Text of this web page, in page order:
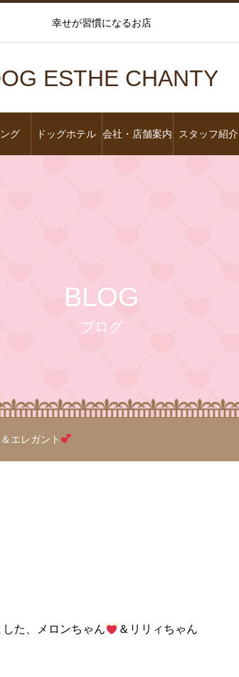
幸せが習慣になるお店
ESTHE CHANTY
グ ドッグホテル 会社・店舗案内 スタッフ紹介
BLOG
ブログ
エレガント
た、メロンちゃん ＆リリィちゃん